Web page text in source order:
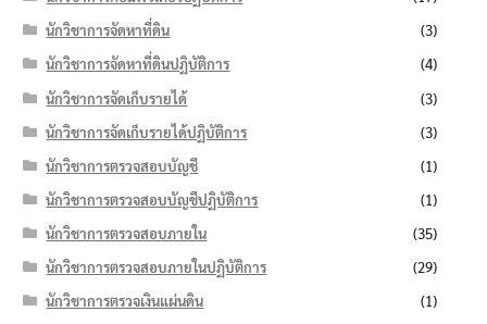
นักวิชาการจัดหาที่ดิน
(3)
นักวิชาการจัดหาที่ดินปฏิบัติการ
(4)
นักวิชาการจัดเก็บรายได้
(3)
นักวิชาการจัดเก็บรายได้ปฏิบัติการ
(3)
นักวิชาการตรวจสอบบัญชี
(1)
นักวิชาการตรวจสอบบัญชีปฏิบัติการ
(1)
นักวิชาการตรวจสอบภายใน
(35)
นักวิชาการตรวจสอบภายในปฏิบัติการ
(29)
นักวิชาการตรวจเงินแผ่นดิน
(1)